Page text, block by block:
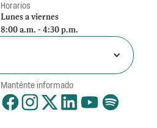
Horarios
Lunes a viernes
8:00 a.m. - 4:30 p.m.
Manténte informado